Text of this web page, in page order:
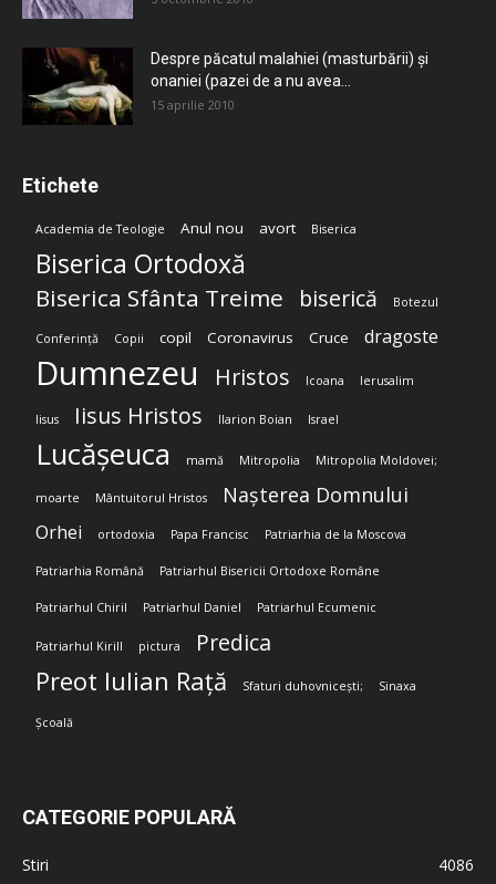
Despre păcatul malahiei (masturbării) şi
onaniei (pazei de a nu avea...
15 aprilie 2010
Etichete
Academia de Teologie Anul nou avort Biserica
Biserica Ortodoxă
Biserica Sfânta Treime biserică Botezul
Conferință Copii copil Coronavirus Cruce dragoste
Dumnezeu Hristos Icoana Ierusalim
Iisus Iisus Hristos Ilarion Boian Israel
Lucășeuca mamă Mitropolia Mitropolia Moldovei;
moarte Mântuitorul Hristos Nașterea Domnului
Orhei ortodoxia Papa Francisc Patriarhia de la Moscova
Patriarhia Română Patriarhul Bisericii Ortodoxe Române
Patriarhul Chiril Patriarhul Daniel Patriarhul Ecumenic
Patriarhul Kirill pictura Predica
Preot Iulian Rață Sfaturi duhovnicești; Sinaxa
Școală
CATEGORIE POPULARĂ
Stiri
4086